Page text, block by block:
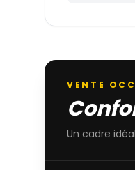
VENTE
Un cadre